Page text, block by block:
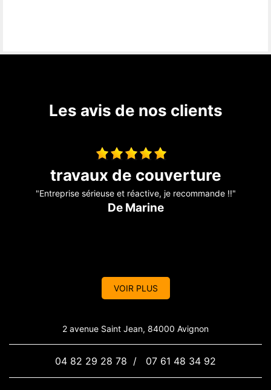
Les avis de nos clients
Toiture fuite
"Il a révisé ma toiture complète j’avais des problèmes de fuite
sur mon toit Problème, résolu, travail efficace. Personne
VOIR PLUS
2 avenue Saint Jean, 84000 Avignon
04 82 29 28 78 / 07 61 48 34 92